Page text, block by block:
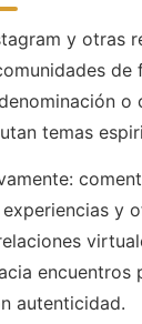
y otras
de
o
temas
y
encuentros
autenticidad.